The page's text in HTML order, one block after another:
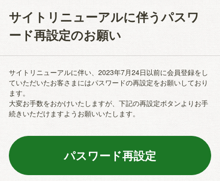
サイトリニューアルに伴うパスワ
ード再設定のお願い
サイトリニューアルに伴い、2023年7月24日以前に会員登録をし
ていただいたお客さまにはパスワードの再設定をお願いしており
ます。
大変お手数をおかけいたしますが、下記の再設定ボタンよりお手
続きいただけますようお願いいたします。